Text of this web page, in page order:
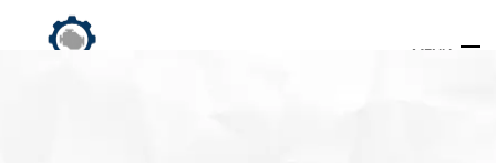
MENU